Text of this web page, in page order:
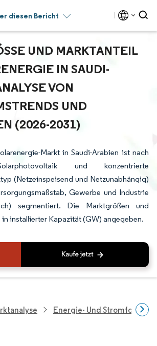
diesen Bericht
UND MARKTANTEIL D
IN SAUDI-A
VON W
UND P
(2026-2031)
Markt in Saudi-Arabien ist nach
und konzentrierte
(Netzeinspeisend und Netzunabhängig)
Gewerbe und Industrie
segmentiert. Die Marktgrößen und
installierter Kapazität (GW) angegeben.
Energie- Und